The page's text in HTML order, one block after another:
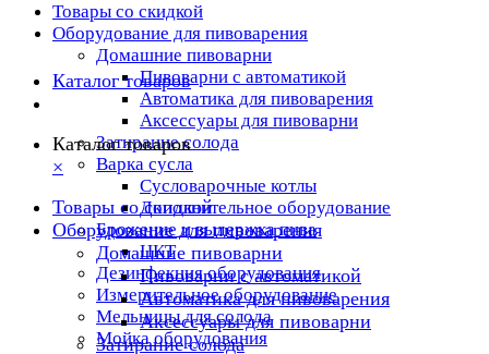
Товары со скидкой
Оборудование для пивоварения
Домашние пивоварни
Пивоварни с автоматикой
Автоматика для пивоварения
Аксессуары для пивоварни
Затирание солода
Варка сусла
Cусловарочные котлы
Дополнительное оборудование
Брожение и выдержка пива
ЦКТ
Дезинфекция оборудования
Измерительное оборудование
Мельницы для солода
Мойка оборудования
Каталог товаров
Каталог товаров
×
Товары со скидкой
Оборудование для пивоварения
Домашние пивоварни
Пивоварни с автоматикой
Автоматика для пивоварения
Аксессуары для пивоварни
Затирание солода